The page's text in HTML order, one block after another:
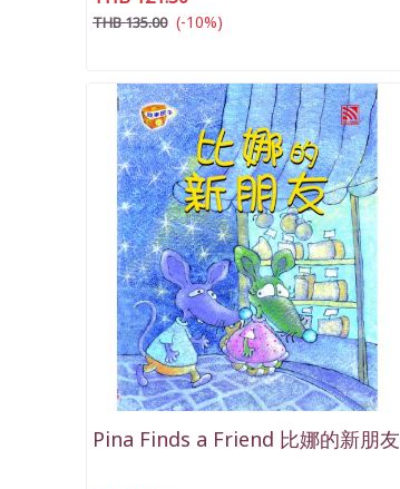
THB 135.00 (-10%)
Pina Finds a Friend 比娜的新朋友